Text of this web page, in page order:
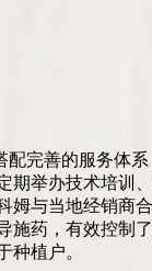
完善的服务体
期举办技术培训
与当地经销商
施药，有效控制
植户。